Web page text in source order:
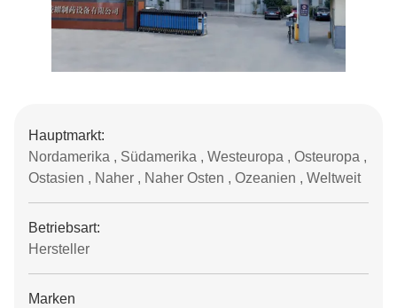
Hauptmarkt:
Nordamerika , Südamerika , Westeuropa , Osteuropa ,
Ostasien , Naher , Naher Osten , Ozeanien , Weltweit
Betriebsart:
Hersteller
Marken